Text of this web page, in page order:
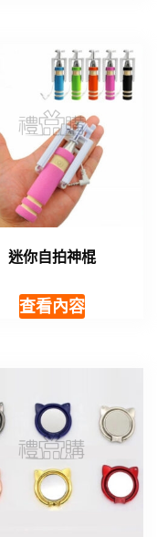
迷你自拍神棍
查看內容